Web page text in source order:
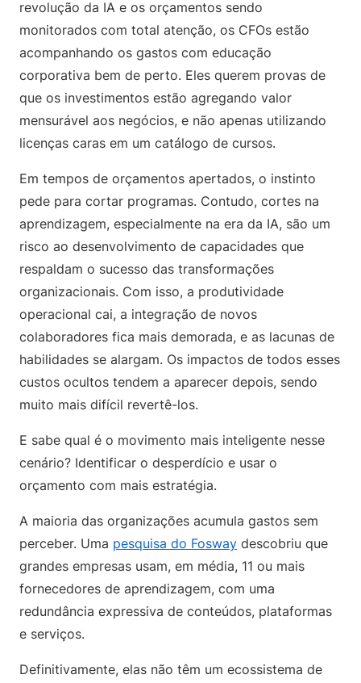
revolução da IA e os orçamentos sendo
monitorados com total atenção, os CFOs estão
acompanhando os gastos com educação
corporativa bem de perto. Eles querem provas de
que os investimentos estão agregando valor
mensurável aos negócios, e não apenas utilizando
licenças caras em um catálogo de cursos.
Em tempos de orçamentos apertados, o instinto
pede para cortar programas. Contudo, cortes na
aprendizagem, especialmente na era da IA, são um
risco ao desenvolvimento de capacidades que
respaldam o sucesso das transformações
organizacionais. Com isso, a produtividade
operacional cai, a integração de novos
colaboradores fica mais demorada, e as lacunas de
habilidades se alargam. Os impactos de todos esses
custos ocultos tendem a aparecer depois, sendo
muito mais difícil revertê-los.
E sabe qual é o movimento mais inteligente nesse
cenário? Identificar o desperdício e usar o
orçamento com mais estratégia.
A maioria das organizações acumula gastos sem
perceber. Uma pesquisa do Fosway descobriu que
grandes empresas usam, em média, 11 ou mais
fornecedores de aprendizagem, com uma
redundância expressiva de conteúdos, plataformas
e serviços.
Definitivamente, elas não têm um ecossistema de